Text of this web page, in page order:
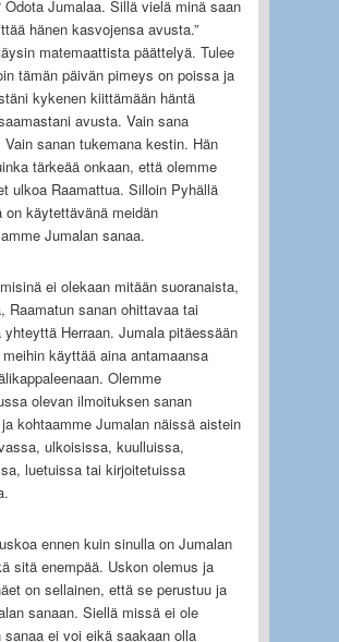
Odota Jumalaa. Sillä vielä minä saan
hänen kasvojensa avusta.”
matemaattista päättelyä. Tulee
tämän päivän pimeys on poissa ja
kykenen kiittämään häntä
avusta. Vain sana
Vain sanan tukemana kestin. Hän
tärkeää onkaan, että olemme
ulkoa Raamattua. Silloin Pyhällä
on käytettävänä meidän
Jumalan sanaa.
ei olekaan mitään suoranaista,
Raamatun sanan ohittavaa tai
Herraan. Jumala pitäessään
käyttää aina antamaansa
Olemme
olevan ilmoituksen sanan
kohtaamme Jumalan näissä aistein
ulkoisissa, kuulluissa,
luetuissa tai kirjoitetuissa
ennen kuin sinulla on Jumalan
sitä enempää. Uskon olemus ja
on sellainen, että se perustuu ja
sanaan. Siellä missä ei ole
sanaa ei voi eikä saakaan olla